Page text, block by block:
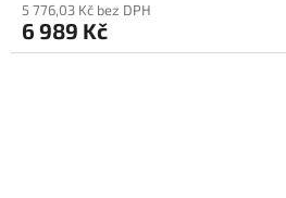
5 776,03 Kč bez DPH
6 989 Kč